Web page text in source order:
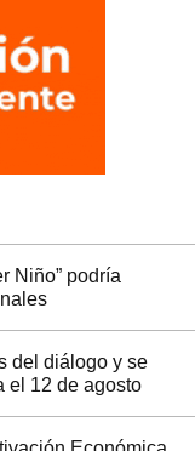
Niño” podría
del diálogo y se
el 12 de agosto